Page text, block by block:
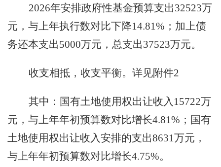
2026年安排政府性基金预算支出32523万
元，与上年执行数对比下降14.81% ；加上债
务还本支出5000万元，总支出37523万元。
收支相抵，收支平衡。详见附件2
其中： 国有土地使用权出让收入 15722万
元， 与上年年初预算数对比增长4.81% ； 国有
土地使用权出让收入安排的支出8631万元 ，
与上年年初预算数对比增长4.75%。